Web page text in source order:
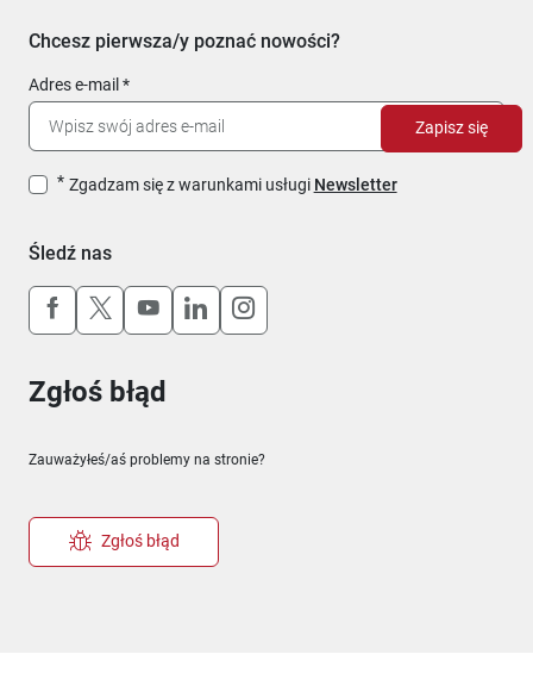
Chcesz pierwsza/y poznać nowości?
Adres e-mail
Zgadzam się z warunkami usługi Newsletter
Zapisz się
Śledź nas
Uwaga, link otworzy się w nowym oknie
Uwaga, link otworzy się w nowym oknie
Uwaga, link otworzy się w nowym
Uwaga, link otworzy się w
Uwaga, link otworzy się w
Zgłoś błąd
Zauważyłeś/aś problemy na stronie?
Zgłoś błąd